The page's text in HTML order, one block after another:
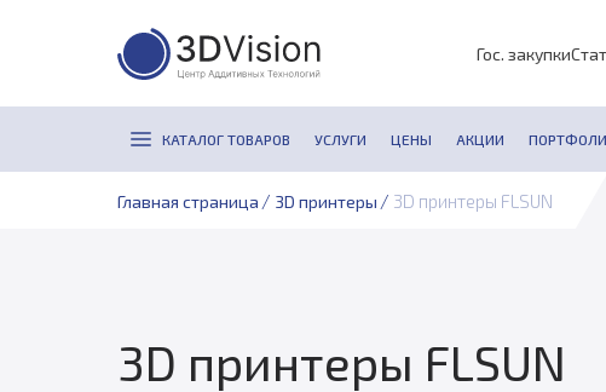
Гос. закупки
КАТАЛОГ ТОВАРОВ УСЛУГИ ЦЕНЫ АКЦИИ
Главная страница / 3D принтеры / 3D принтеры FLSUN
3D принтеры FLSUN